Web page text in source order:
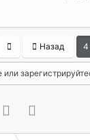
Назад 4
или
Twitter